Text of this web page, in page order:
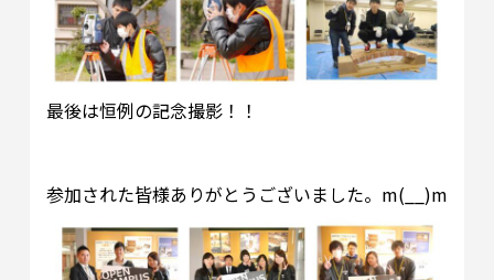
最後は恒例の記念撮影！！
参加された皆様ありがとうございました。m(__)m